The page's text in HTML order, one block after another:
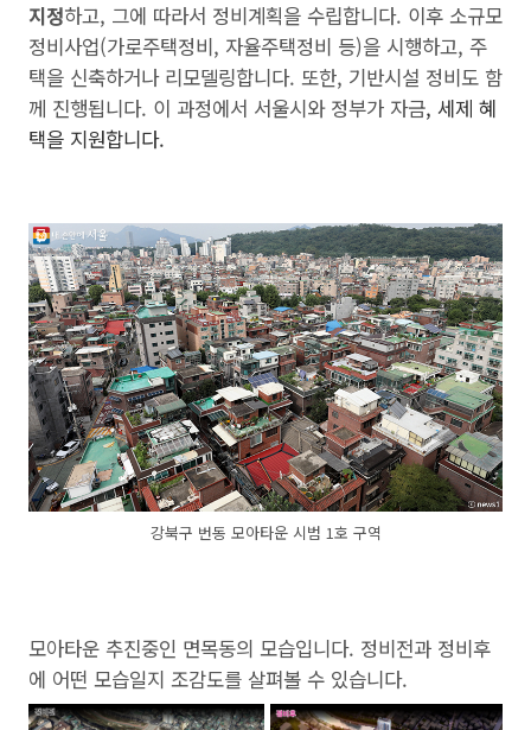
지정하고, 그에 따라서 정비계획을 수립합니다. 이후 소규모
정비사업(가로주택정비, 자율주택정비 등)을 시행하고, 주
택을 신축하거나 리모델링합니다. 또한, 기반시설 정비도 함
께 진행됩니다. 이 과정에서 서울시와 정부가 자금, 세제 혜
택을 지원합니다.
강북구 번동 모아타운 시범 1호 구역
모아타운 추진중인 면목동의 모습입니다. 정비전과 정비후
에 어떤 모습일지 조감도를 살펴볼 수 있습니다.